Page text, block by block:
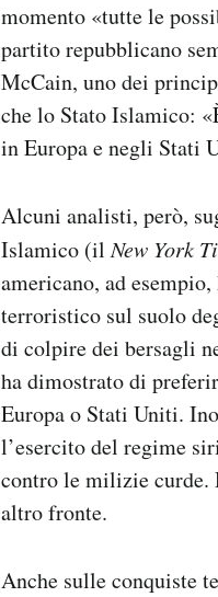
momento «tutte le
partito repubblicano
McCain, uno dei
che lo Stato Islamico:
in Europa e negli Stati
Alcuni analisti, però,
Islamico (ilNew York
americano, ad
terroristico sul suolo
di colpire dei bersagli
ha dimostrato di
Europa o Stati Uniti.
l’esercito del regime
contro le milizie curde.
altro fronte.
Anche sulle conquiste